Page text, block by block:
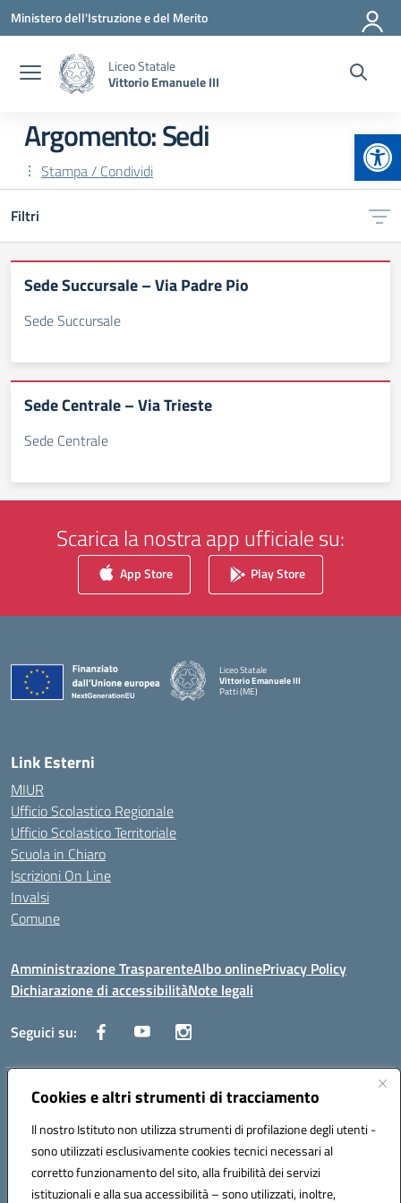
Cookies e altri strumenti di tracciamento
Il nostro Istituto non utilizza strumenti di profilazione degli utenti -
sono utilizzati esclusivamente cookies tecnici necessari al
corretto funzionamento del sito, alla fruibilità dei servizi
istituzionali e alla sua accessibilità – sono utilizzati, inoltre,
Vai ai contenuti
Vai al menu di navigazione
Vai al footer
Ministero dell'Istruzione e del Merito
Liceo Statale
Vittorio Emanuele III
Argomento: Sedi
Stampa / Condividi
Filtri
Sede Succursale – Via Padre Pio
Sede Succursale
Sede Centrale – Via Trieste
Sede Centrale
Scarica la nostra app ufficiale su:
App Store Play Store
Liceo Statale
Vittorio Emanuele III
Patti (ME)
Link Esterni
MIUR
Ufficio Scolastico Regionale
Ufficio Scolastico Territoriale
Scuola in Chiaro
Iscrizioni On Line
Invalsi
Comune
Amministrazione TrasparenteAlbo onlinePrivacy Policy
Dichiarazione di accessibilitàNote legali
Seguici su:
Indirizzo:Via Trieste, 43 – 98066 Patti (ME)
Posta elettronica certificata (PEC):mepc060006@pec.istruzione.it
Codice fiscale: 86000610831
Codice meccanografico: MEPC060006